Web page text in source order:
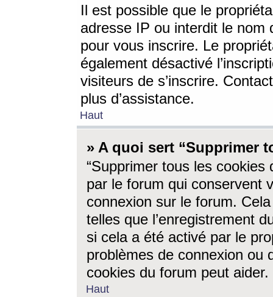
Il est possible que le
adresse IP ou interdit le nom
pour vous inscrire. Le
également désactivé
visiteurs de s’inscrire.
plus d’assistance.
Haut
» A quoi sert “Supprimer
“Supprimer tous les cookies
par le forum qui conservent
connexion sur le forum.
telles que l’enregistrement
si cela a été activé par le
problèmes de connexion ou
cookies du forum peut aider.
Haut